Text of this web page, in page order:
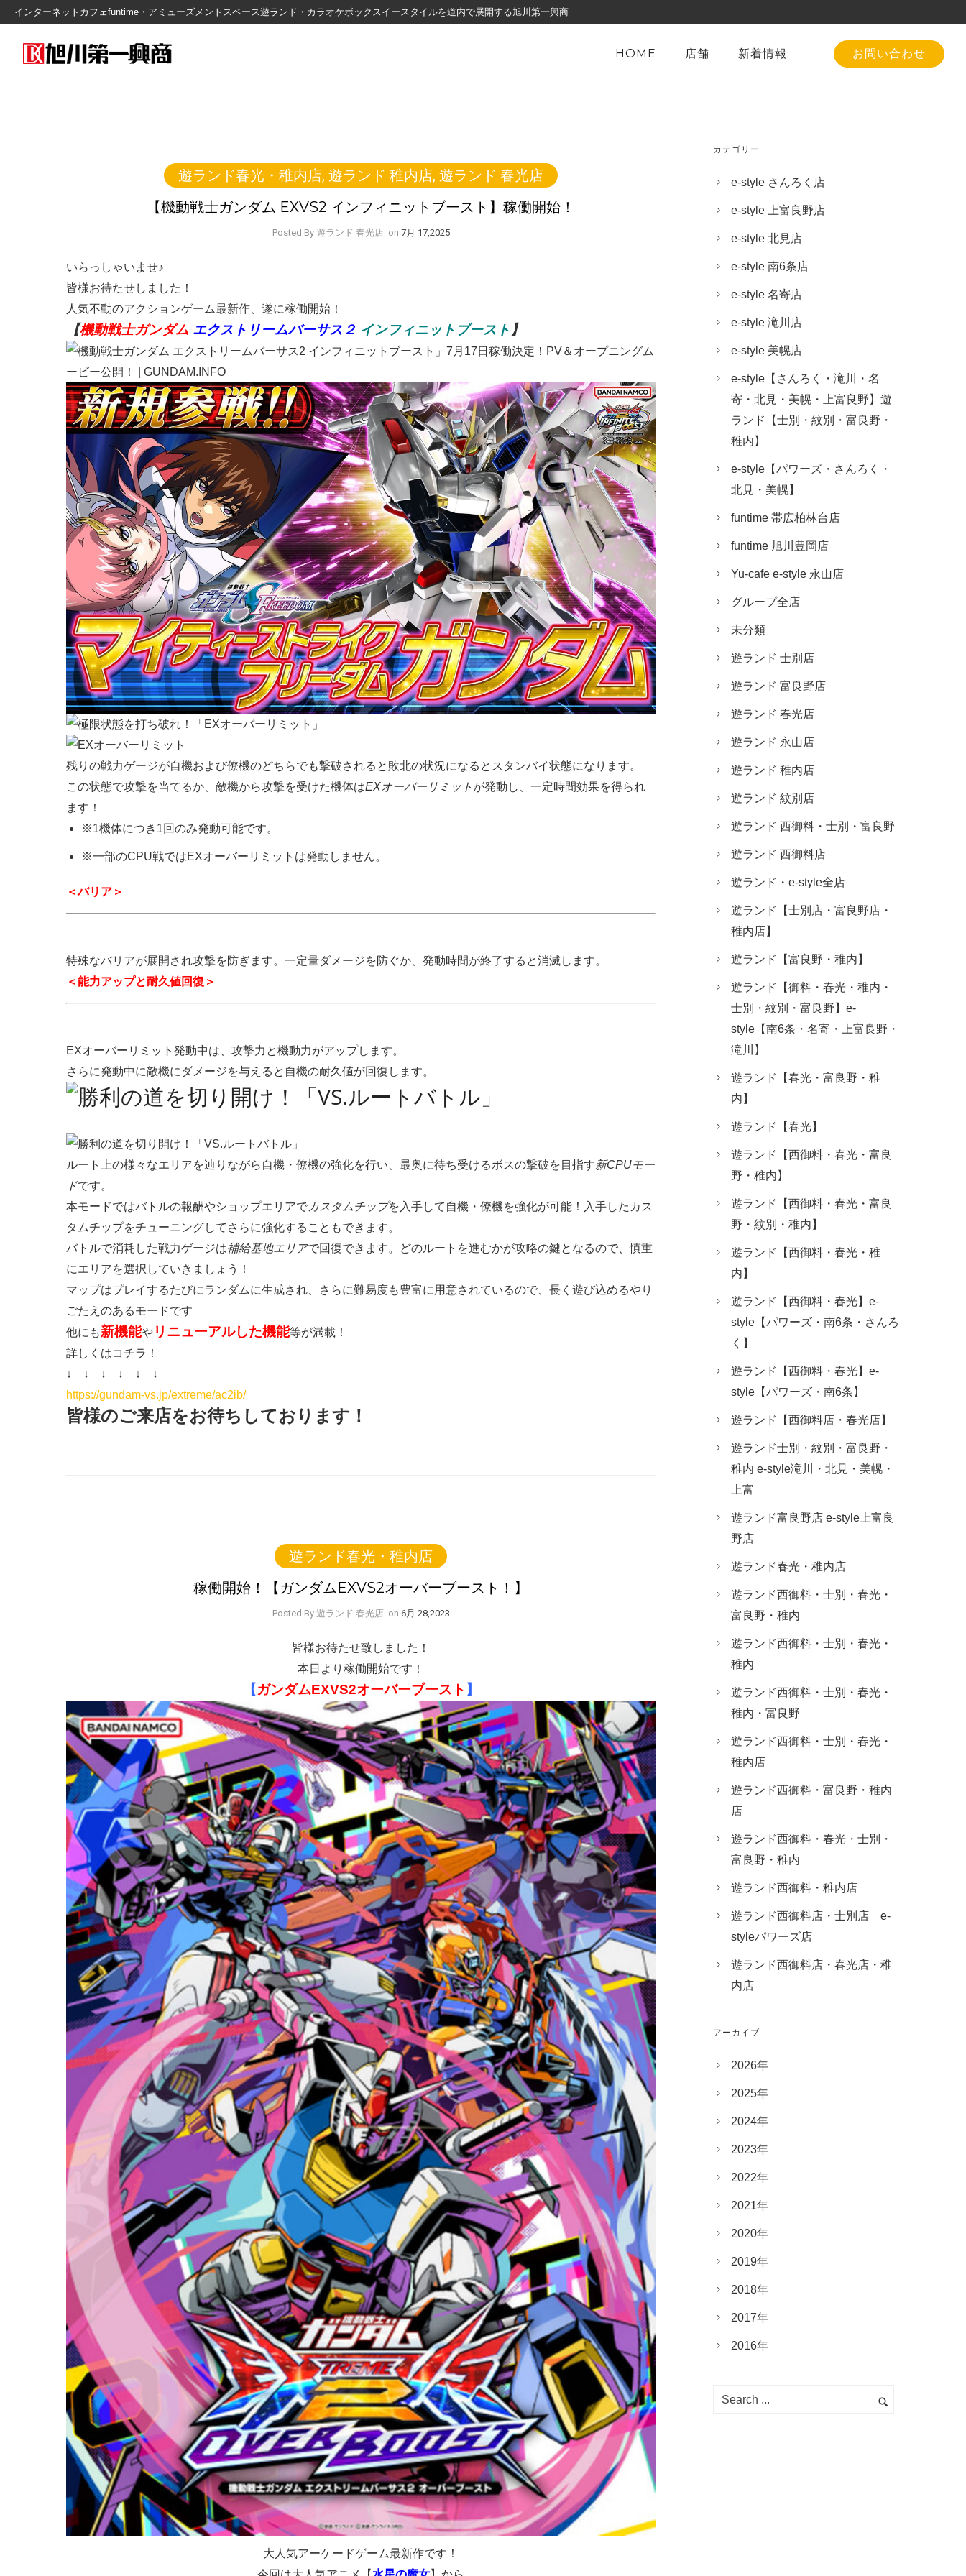
インターネットカフェfuntime・アミューズメントスペース遊ランド・カラオケボックスイースタイルを道内で展開する旭川第一興商
お問い合わせ
HOME 店舗 新着情報
遊ランド春光・稚内店, 遊ランド 稚内店, 遊ランド 春光店
【機動戦士ガンダム EXVS2 インフィニットブースト】稼働開始！
Posted By 遊ランド 春光店 on 7月 17,2025
いらっしゃいませ♪
皆様お待たせしました！
人気不動のアクションゲーム最新作、遂に稼働開始！
【機動戦士ガンダム エクストリームバーサス２ インフィニットブースト 】
残りの戦力ゲージが自機および僚機のどちらでも撃破されると敗北の状況になるとスタンバイ状態になります。
この状態で攻撃を当てるか、敵機から攻撃を受けた機体はEXオーバーリミット が発動し、一定時間効果を得られ
ます！
※1機体につき1回のみ発動可能です。
※一部のCPU戦ではEXオーバーリミットは発動しません。
＜バリア＞
特殊なバリアが展開され攻撃を防ぎます。一定量ダメージを防ぐか、発動時間が終了すると消滅します。
＜能力アップと耐久値回復＞
EXオーバーリミット発動中は、攻撃力と機動力がアップします。
さらに発動中に敵機にダメージを与えると自機の耐久値が回復します。
ルート上の様々なエリアを辿りながら自機・僚機の強化を行い、最奥に待ち受けるボスの撃破を目指す新CPUモー
ドです。
本モードではバトルの報酬やショップエリアで カスタムチップを入手して自機・僚機を強化が可能！入手したカス
タムチップをチューニングしてさらに強化することもできます。
バトルで消耗した戦力ゲージは補給基地エリアで回復できます。どのルートを進むかが攻略の鍵となるので、慎重
にエリアを選択していきましょう！
マップはプレイするたびにランダムに生成され、さらに難易度も豊富に用意されているので、長く遊び込めるやり
ごたえのあるモードです
他にも新機能や リニューアルした機能等が満載！
詳しくはコチラ！
↓ ↓ ↓ ↓ ↓ ↓
https://gundam-vs.jp/extreme/ac2ib/
皆様のご来店をお待ちしております！
遊ランド春光・稚内店
稼働開始！【ガンダムEXVS2オーバーブースト！】
Posted By 遊ランド 春光店 on 6月 28,2023
皆様お待たせ致しました！
本日より稼働開始です！
【ガンダムEXVS2オーバーブースト 】
大人気アーケードゲーム最新作です！
カテゴリー
e-style さんろく店
e-style 上富良野店
e-style 北見店
e-style 南6条店
e-style 名寄店
e-style 滝川店
e-style 美幌店
e-style【さんろく・滝川・名
寄・北見・美幌・上富良野】遊
ランド【士別・紋別・富良野・
稚内】
e-style【パワーズ・さんろく・
北見・美幌】
funtime 帯広柏林台店
funtime 旭川豊岡店
Yu-cafe e-style 永山店
グループ全店
未分類
遊ランド 士別店
遊ランド 富良野店
遊ランド 春光店
遊ランド 永山店
遊ランド 稚内店
遊ランド 紋別店
遊ランド 西御料・士別・富良野
遊ランド 西御料店
遊ランド・e-style全店
遊ランド【士別店・富良野店・
稚内店】
遊ランド【富良野・稚内】
遊ランド【御料・春光・稚内・
士別・紋別・富良野】e-
style【南6条・名寄・上富良野・
滝川】
遊ランド【春光・富良野・稚
内】
遊ランド【春光】
遊ランド【西御料・春光・富良
野・稚内】
遊ランド【西御料・春光・富良
野・紋別・稚内】
遊ランド【西御料・春光・稚
内】
遊ランド【西御料・春光】e-
style【パワーズ・南6条・さんろ
く】
遊ランド【西御料・春光】e-
style【パワーズ・南6条】
遊ランド【西御料店・春光店】
遊ランド士別・紋別・富良野・
稚内 e-style滝川・北見・美幌・
上富
遊ランド富良野店 e-style上富良
野店
遊ランド春光・稚内店
遊ランド西御料・士別・春光・
富良野・稚内
遊ランド西御料・士別・春光・
稚内
遊ランド西御料・士別・春光・
稚内・富良野
遊ランド西御料・士別・春光・
稚内店
遊ランド西御料・富良野・稚内
店
遊ランド西御料・春光・士別・
富良野・稚内
遊ランド西御料・稚内店
遊ランド西御料店・士別店 e-
styleパワーズ店
遊ランド西御料店・春光店・稚
内店
アーカイブ
2026年
2025年
2024年
2023年
2022年
2021年
2020年
2019年
2018年
2017年
2016年